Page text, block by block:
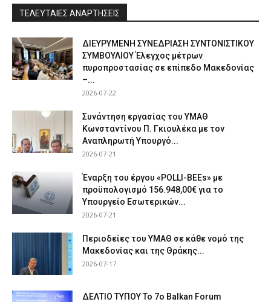
ΤΕΛΕΥΤΑΙΕΣ ΑΝΑΡΤΗΣΕΙΣ
ΔΙΕΥΡΥΜΕΝΗ ΣΥΝΕΔΡΙΑΣΗ ΣΥΝΤΟΝΙΣΤΙΚΟΥ
ΣΥΜΒΟΥΛΙΟΥ Έλεγχος μέτρων
πυροπροστασίας σε επίπεδο Μακεδονίας
–...
2026-07-22
Συνάντηση εργασίας του ΥΜΑΘ
Κωνσταντίνου Π. Γκιουλέκα με τον
Αναπληρωτή Υπουργό...
2026-07-21
Έναρξη του έργου «POLLI-BEEs» με
προϋπολογισμό 156.948,00€ για το
Υπουργείο Εσωτερικών...
2026-07-21
Περιοδείες του ΥΜΑΘ σε κάθε νομό της
Μακεδονίας και της Θράκης...
2026-07-17
ΔΕΛΤΙΟ ΤΥΠΟΥ Το 7ο Balkan Forum